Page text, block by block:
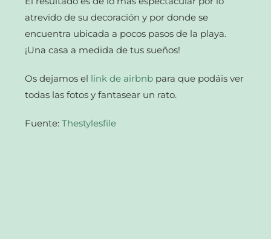
atrevido de su decoración y por donde se
encuentra ubicada a pocos pasos de la playa.
¡Una casa a medida de tus sueños!
Os dejamos el link de airbnb para que podáis ver
todas las fotos y fantasear un rato.
Fuente:Thestylesfile